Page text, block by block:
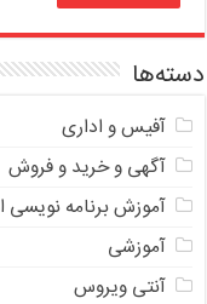
دسته‌ها
آفیس و اداری
آگهی و خرید و فروش
آموزش برنامه نویسی
آموزشی
آنتی ویروس